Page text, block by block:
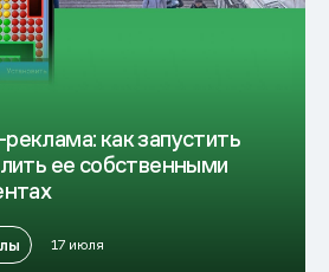
как запустить
ее собственными
17 июля